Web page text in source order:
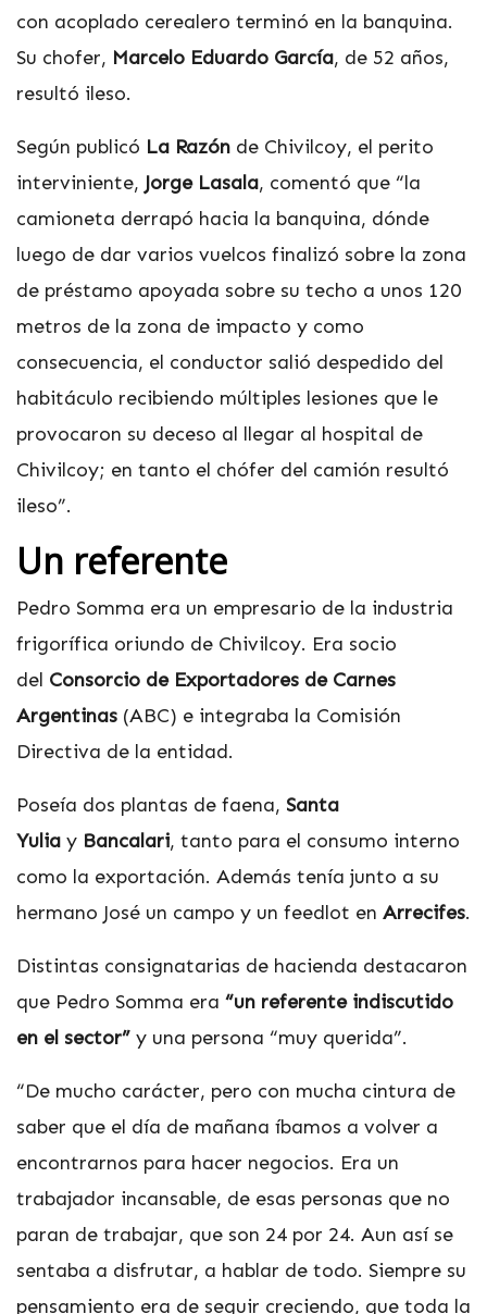
con acoplado cerealero terminó en la banquina.
Su chofer, Marcelo Eduardo García, de 52 años,
resultó ileso.
Según publicó La Razón de Chivilcoy, el perito
interviniente, Jorge Lasala, comentó que “la
camioneta derrapó hacia la banquina, dónde
luego de dar varios vuelcos finalizó sobre la zona
de préstamo apoyada sobre su techo a unos 120
metros de la zona de impacto y como
consecuencia, el conductor salió despedido del
habitáculo recibiendo múltiples lesiones que le
provocaron su deceso al llegar al hospital de
Chivilcoy; en tanto el chófer del camión resultó
ileso”.
Un referente
Pedro Somma era un empresario de la industria
frigorífica oriundo de Chivilcoy. Era socio
del Consorcio de Exportadores de Carnes
Argentinas (ABC) e integraba la Comisión
Directiva de la entidad.
Poseía dos plantas de faena, Santa
Yulia y Bancalari, tanto para el consumo interno
como la exportación. Además tenía junto a su
hermano José un campo y un feedlot en Arrecifes.
Distintas consignatarias de hacienda destacaron
que Pedro Somma era “un referente indiscutido
en el sector” y una persona “muy querida”.
“De mucho carácter, pero con mucha cintura de
saber que el día de mañana íbamos a volver a
encontrarnos para hacer negocios. Era un
trabajador incansable, de esas personas que no
paran de trabajar, que son 24 por 24. Aun así se
sentaba a disfrutar, a hablar de todo. Siempre su
pensamiento era de seguir creciendo, que toda la